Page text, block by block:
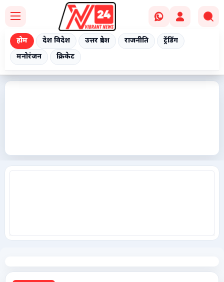
होम देश विदेश उत्तर प्रदेश राजनीति
ट्रेंडिंग
मनोरंजन
क्रिकेट
ट्रेंडिंग
टेक्नोलॉजी / गैजेट्स